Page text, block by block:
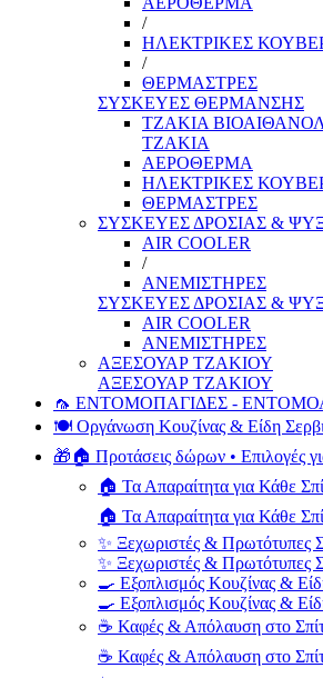
/
ΗΛΕΚΤΡΙΚΕΣ
/
ΘΕΡΜΑΣΤΡΕΣ
ΣΥΣΚΕΥΕΣ ΘΕΡΜΑΝΣΗΣ
ΤΖΑΚΙΑ
ΤΖΑΚΙΑ
ΑΕΡΟΘΕΡΜΑ
ΗΛΕΚΤΡΙΚΕΣ
ΘΕΡΜΑΣΤΡΕΣ
ΣΥΣΚΕΥΕΣ ΔΡΟΣΙΑΣ &
AIR COOLER
/
ΑΝΕΜΙΣΤΗΡΕΣ
ΣΥΣΚΕΥΕΣ ΔΡΟΣΙΑΣ &
AIR COOLER
ΑΝΕΜΙΣΤΗΡΕΣ
ΑΞΕΣΟΥΑΡ ΤΖΑΚΙΟΥ
ΑΞΕΣΟΥΑΡ ΤΖΑΚΙΟΥ
🦟 ΕΝΤΟΜΟΠΑΓΙΔΕΣ -
🍽️ Οργάνωση Κουζίνας & Είδη
🎁🏠 Προτάσεις δώρων • Επιλογές
🏠 Τα Απαραίτητα για Κάθε
🏠 Τα Απαραίτητα για Κάθε
✨ Ξεχωριστές & Πρωτότυπες
✨ Ξεχωριστές & Πρωτότυπες
🍳 Εξοπλισμός Κουζίνας &
🍳 Εξοπλισμός Κουζίνας &
☕ Καφές & Απόλαυση στο
☕ Καφές & Απόλαυση στο